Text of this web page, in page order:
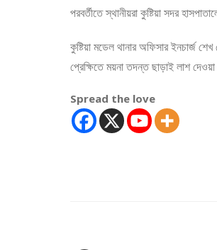
পরবর্তীতে স্থানীয়রা কুষ্টিয়া সদর
কুষ্টিয়া মডেল থানার অফিসার ইনচার্জ
প্রেক্ষিতে ময়না তদন্ত ছাড়াই লাশ
Spread the love